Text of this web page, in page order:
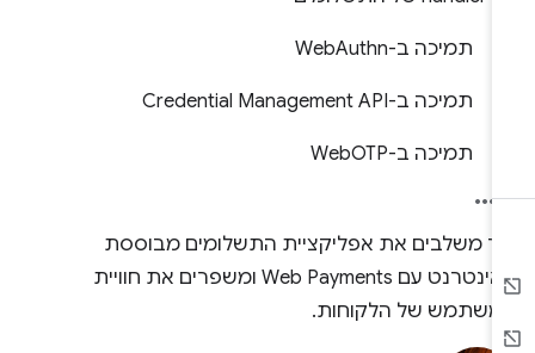
תמיכה ב-WebAuthn
תמיכה ב-Credential Management API
תמיכה ב-WebOTP
משלבים את אפליקציית התשלומים מבוססת
האינטרנט עם Web Payments ומשפרים את חוויית
של הלקוחות.